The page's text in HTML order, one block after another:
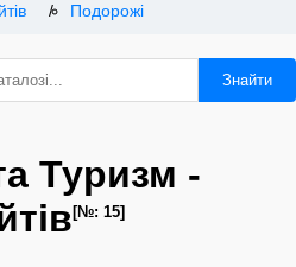
Подорожі
Знайти
Туризм -
[№: 15]